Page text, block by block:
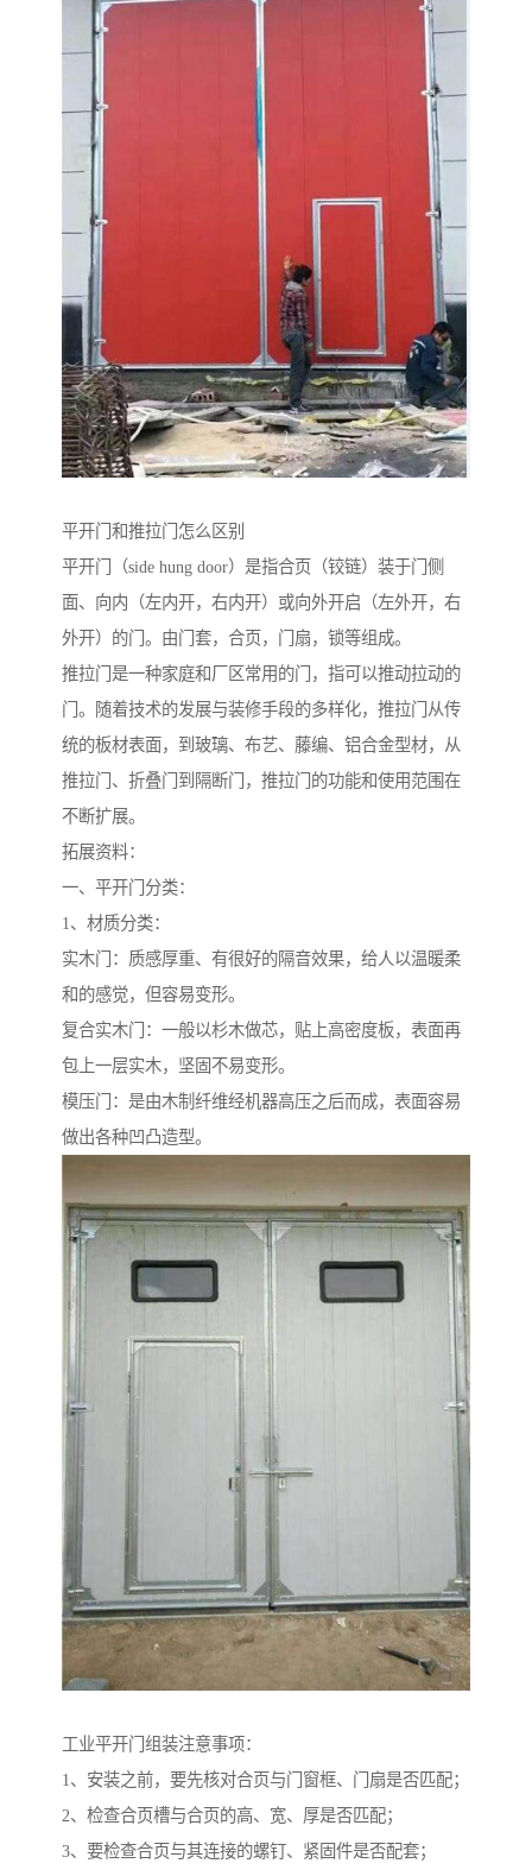
平开门和推拉门怎么区别
平开门（side hung door）是指合页（铰链）装于门侧
面、向内（左内开，右内开）或向外开启（左外开，右
外开）的门。由门套，合页，门扇，锁等组成。
推拉门是一种家庭和厂区常用的门，指可以推动拉动的
门。随着技术的发展与装修手段的多样化，推拉门从传
统的板材表面，到玻璃、布艺、藤编、铝合金型材，从
推拉门、折叠门到隔断门，推拉门的功能和使用范围在
不断扩展。
拓展资料：
一、平开门分类：
1、材质分类：
实木门：质感厚重、有很好的隔音效果，给人以温暖柔
和的感觉，但容易变形。
复合实木门：一般以杉木做芯，贴上高密度板，表面再
包上一层实木，坚固不易变形。
模压门：是由木制纤维经机器高压之后而成，表面容易
做出各种凹凸造型。
工业平开门组装注意事项：
1、安装之前，要先核对合页与门窗框、门扇是否匹配；
2、检查合页槽与合页的高、宽、厚是否匹配；
3、要检查合页与其连接的螺钉、紧固件是否配套；